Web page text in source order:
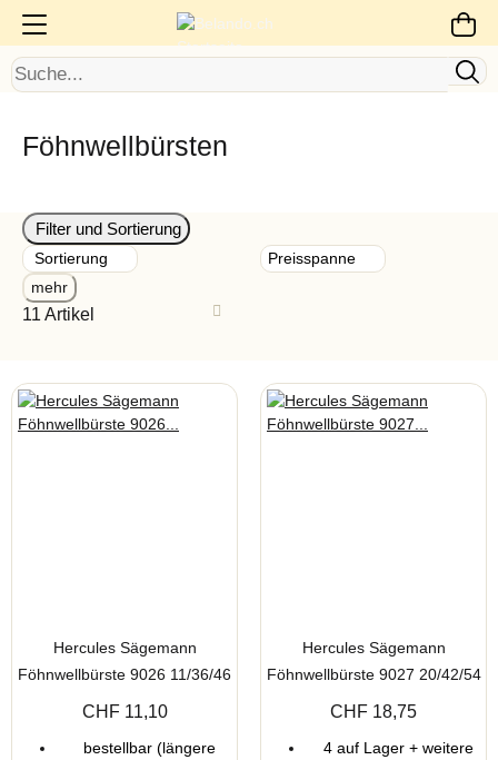
Föhnwellbürsten
Filter und Sortierung
Sortierung
Preisspanne
mehr
11 Artikel
Hercules Sägemann
Föhnwellbürste 9026 11/36/46
mm 8 reihig
CHF 11,10
bestellbar (längere
Hercules Sägemann
Föhnwellbürste 9027 20/42/54
mm 12 reihig
CHF 18,75
4 auf Lager + weitere